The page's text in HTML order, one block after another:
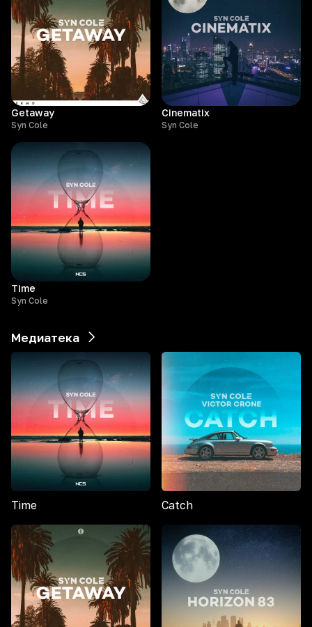
Getaway
Syn Cole
Cinematix
Syn Cole
Time
Syn Cole
Медиатека
Time Catch